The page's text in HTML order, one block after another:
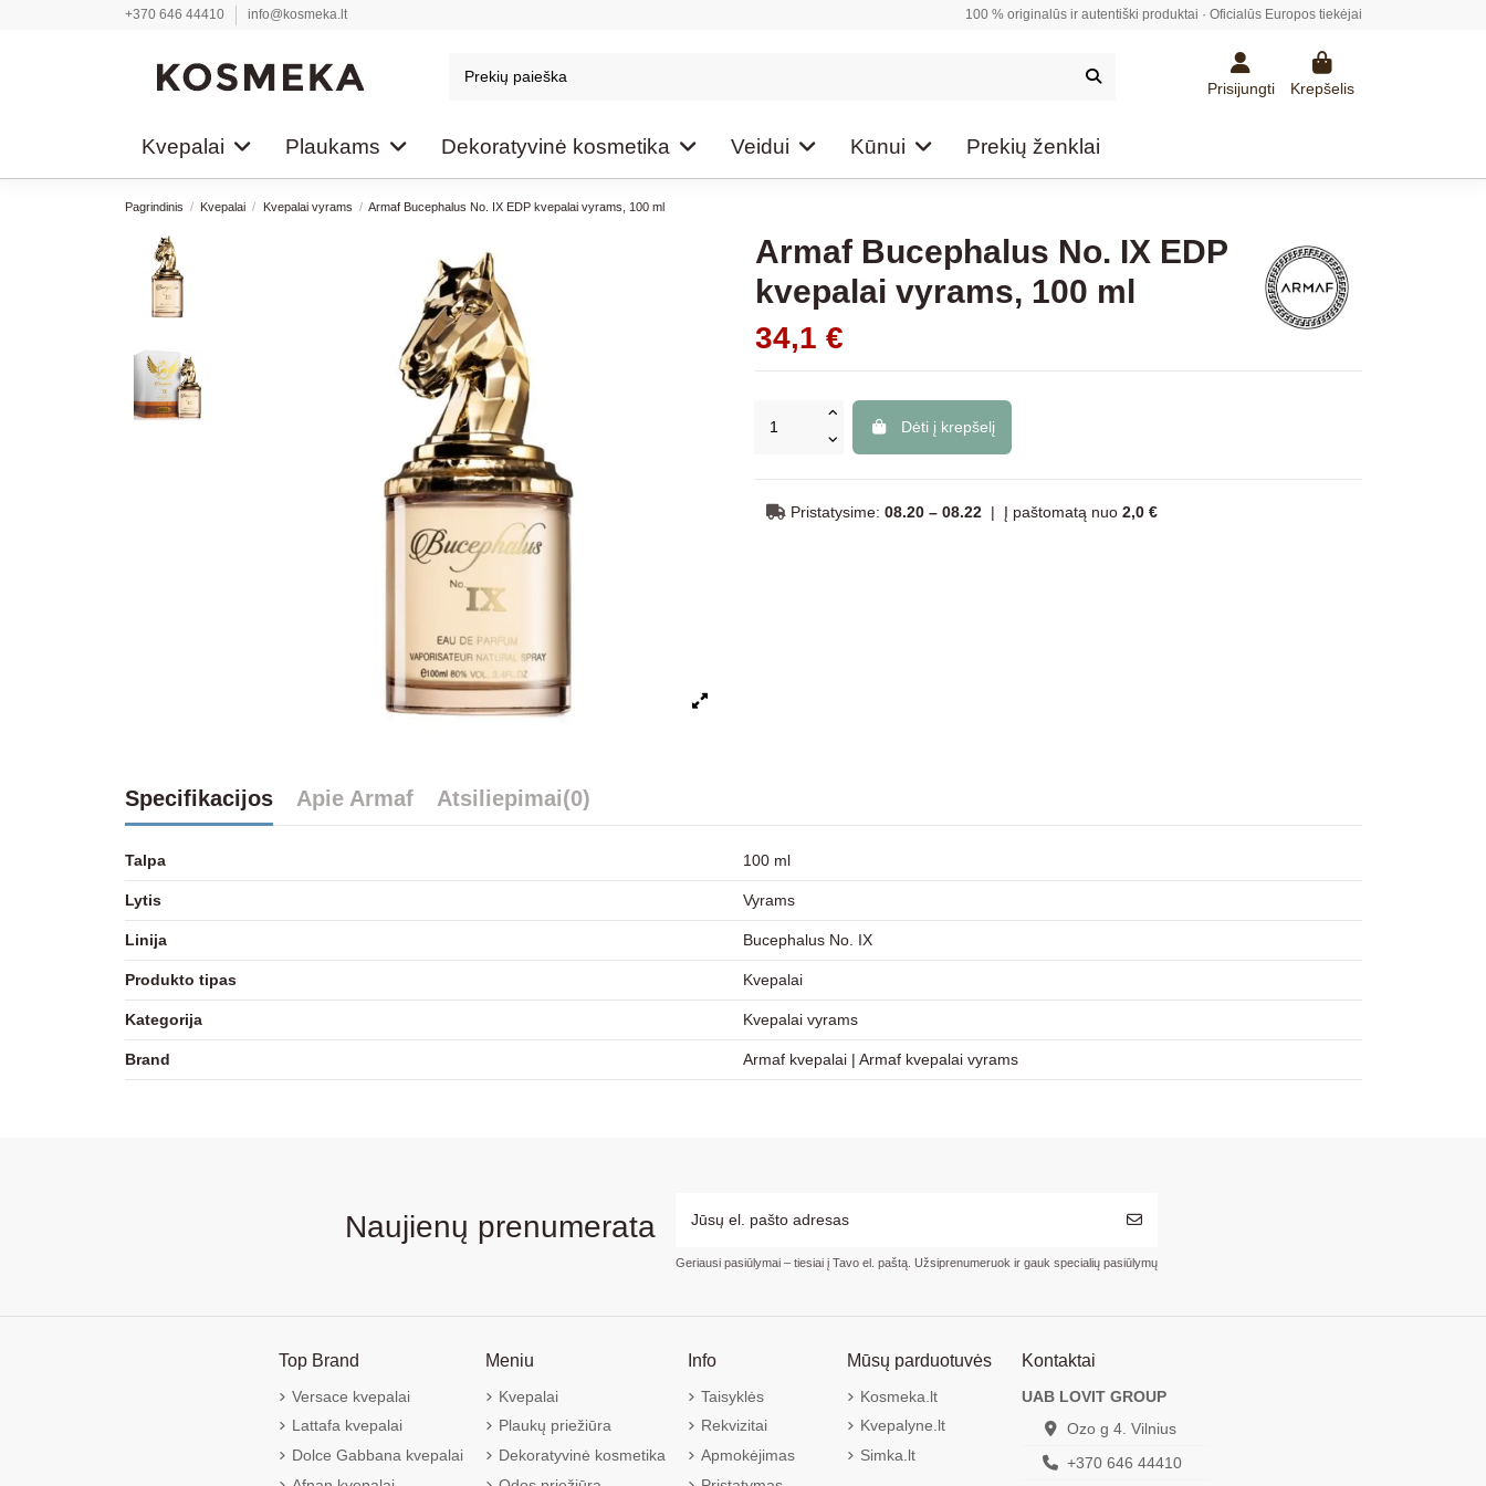
+370 646 44410 info@kosmeka.lt 100 % originalūs ir autentiški produktai · Oficialūs Europos tiekėjai
Prisijungti Krepšelis
Kvepalai Plaukams Dekoratyvinė kosmetika Veidui Kūnui Prekių ženklai
Pagrindinis Kvepalai Kvepalai vyrams Armaf Bucephalus No. IX EDP kvepalai vyrams, 100 ml
Armaf Bucephalus No. IX EDP
kvepalai vyrams, 100 ml
34,1 €
Dėti į krepšelį
Pristatysime: 08.20 – 08.22 | Į paštomatą nuo 2,0 €
Specifikacijos Apie Armaf Atsiliepimai(0)
Talpa 100 ml
Lytis Vyrams
Linija Bucephalus No. IX
Produkto tipas Kvepalai
Kategorija Kvepalai vyrams
Brand Armaf kvepalai | Armaf kvepalai vyrams
Naujienų prenumerata
Geriausi pasiūlymai – tiesiai į Tavo el. paštą. Užsiprenumeruok ir gauk specialių pasiūlymų
Top Brand
Versace kvepalai
Lattafa kvepalai
Dolce Gabbana kvepalai
Meniu
Kvepalai
Plaukų priežiūra
Dekoratyvinė kosmetika
Info
Taisyklės
Rekvizitai
Apmokėjimas
Mūsų parduotuvės
Kosmeka.lt
Kvepalyne.lt
Simka.lt
Kontaktai
UAB LOVIT GROUP
Ozo g 4. Vilnius
+370 646 44410